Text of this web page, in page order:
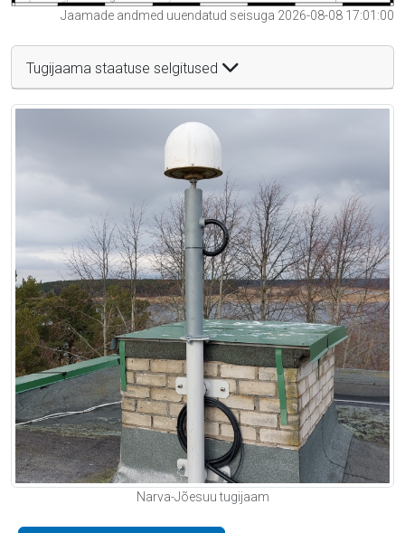
Jaamade andmed uuendatud seisuga 2026-08-08 17:01:00
Tugijaama staatuse selgitused
Narva-Jõesuu tugijaam